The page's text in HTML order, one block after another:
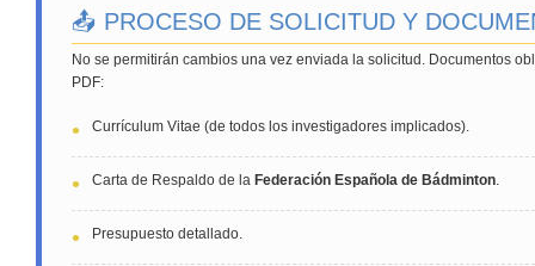
📤 PROCESO DE SOLICITUD Y
No se permitirán cambios una vez enviada la solicitud. Documentos
PDF:
Currículum Vitae (de todos los investigadores implicados).
Carta de Respaldo de la Federación Española de Bádminton
Presupuesto detallado.